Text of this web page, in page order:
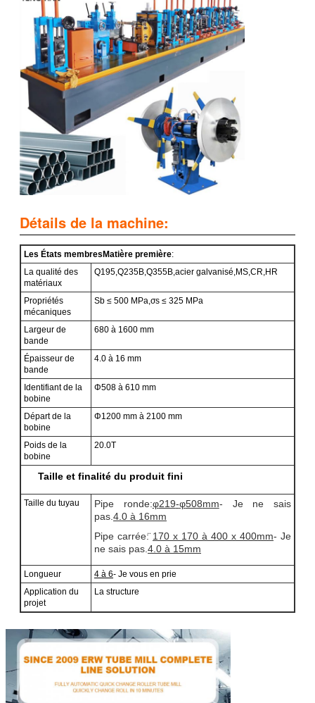
Détails de la machine:
Les États membresMatière première:
La qualité des
matériaux
Q195,Q235B,Q355B,acier galvanisé,MS,CR,HR
Propriétés
mécaniques
Sb ≤ 500 MPa,σs ≤ 325 MPa
Largeur de
bande
680 à 1600 mm
Épaisseur de
bande
4.0 à 16 mm
Identifiant de la
bobine
Φ508 à 610 mm
Départ de la
bobine
Φ1200 mm à 2100 mm
Poids de la
bobine
20.0T
Taille et finalité du produit fini
Taille du tuyau Pipe ronde:φ219-φ508mm- Je ne sais
pas. 4.0 à 16mm
Pipe carrée: 170 x 170 à 400 x 400mm- Je
ne sais pas. 4.0 à 15mm
Longueur 4 à 6- Je vous en prie
Application du
projet
La structure